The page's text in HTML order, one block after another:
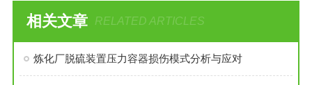
相关文章 RELATED ARTICLES
炼化厂脱硫装置压力容器损伤模式分析与应对